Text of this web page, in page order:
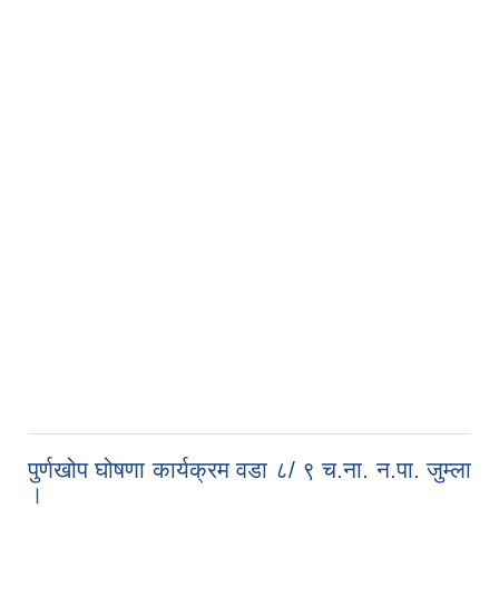
पुर्णखोप घोषणा कार्यक्रम वडा ८/ ९ च.ना. न.पा. जुम्ला
।